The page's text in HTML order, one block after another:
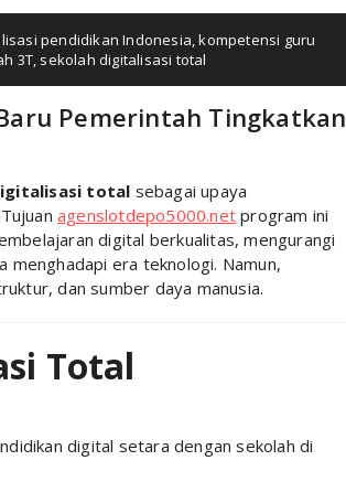
pendidikan Indonesia,kompetensi guru
3T, sekolah digitalisasi total
Pemerintah Tingkatkan
total sebagai upaya
agenslotdepo5000.net program ini
digital berkualitas, mengurangi
menghadapi era teknologi. Namun,
dan sumber daya manusia.
Total
digital setara dengan sekolah di